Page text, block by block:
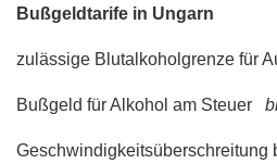
Bußgeldtarife in Ungarn
zulässige Blutalkoholgrenze für
Bußgeld für Alkohol am Steuer
Geschwindigkeitsüberschreitung